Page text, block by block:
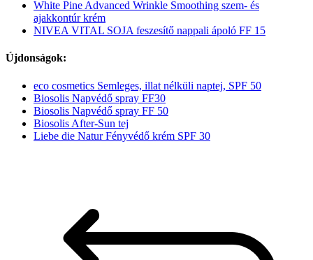
White Pine Advanced Wrinkle Smoothing szem- és
ajakkontúr krém
NIVEA VITAL SOJA feszesítő nappali ápoló FF 15
Újdonságok:
eco cosmetics Semleges, illat nélküli naptej, SPF 50
Biosolis Napvédő spray FF30
Biosolis Napvédő spray FF 50
Biosolis After-Sun tej
Liebe die Natur Fényvédő krém SPF 30